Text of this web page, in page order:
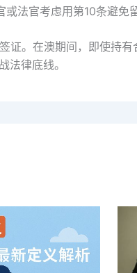
法官考虑用第10条避免
。在澳期间，即使持
法律底线。